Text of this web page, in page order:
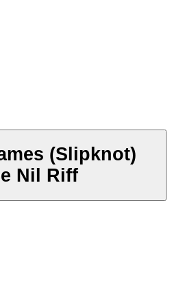
(Slipknot)
Nil Riff